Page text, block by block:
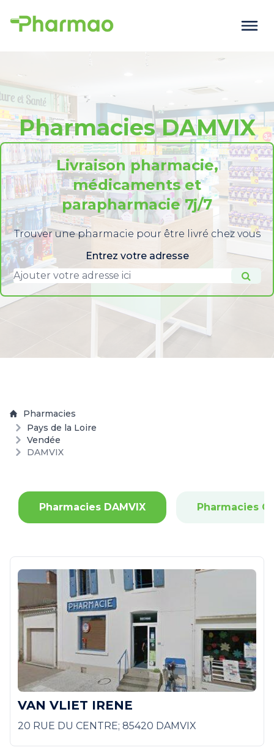
Pharmacies DAMVIX
Livraison pharmacie,
médicaments et
parapharmacie 7j/7
Trouver une pharmacie pour être livré chez vous
Entrez votre adresse
Pharmacies
Pays de la Loire
Vendée
DAMVIX
Pharmacies DAMVIX Pharmacies
VAN VLIET IRENE
20 RUE DU CENTRE; 85420 DAMVIX